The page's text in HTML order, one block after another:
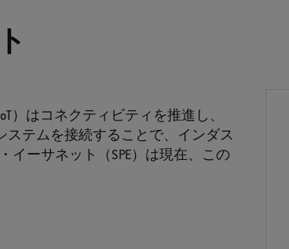
）はコネクティビティを推進し、
テムを接続することで、インダス
イーサネット（SPE）は現在、この